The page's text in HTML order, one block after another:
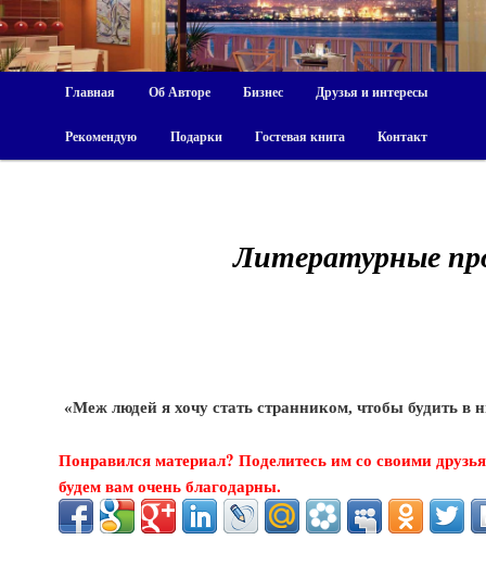
Главная Об Авторе Бизнес Друзья и интересы
Рекомендую Подарки Гостевая книга Контакт
Литературные
«Меж людей я хочу стать странником, чтобы будить в
Понравился материал? Поделитесь им со своими
будем вам очень благодарны.